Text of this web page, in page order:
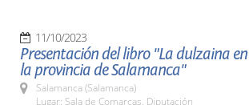
11/10/2023
Presentación del libro "La dulzaina en
la provincia de Salamanca"
Salamanca (Salamanca)
Lugar: Sala de Comarcas. Diputación